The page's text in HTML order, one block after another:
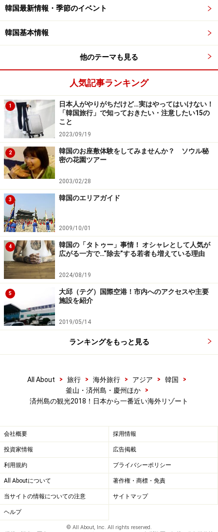
韓国最新情報・季節のイベント
韓国基本情報
他のテーマも見る
人気記事ランキング
1
日本人がやりがちだけど…実はやってはいけない！
「韓国旅行」で知っておきたい・注意したい15の
こと
2023/09/19
2
韓国のお座敷体験をしてみませんか？ ソウル秘
密の花園ツアー
2003/02/28
3 韓国のエリアガイド
2009/10/01
4
韓国の「タトゥー」事情！ オシャレとして人気が
広がる一方で…“除去”する若者も増えている理由
2024/08/19
5
大邱（テグ）国際空港！市内へのアクセスや主要
施設を紹介
2019/05/14
ランキングをもっと見る
All About > 旅行 > 海外旅行 > アジア > 韓国
>
釜山・済州島・慶州ほか
>
済州島の観光2018！日本から一番近い海外リゾート
会社概要 採用情報
投資家情報 広告掲載
利用規約 プライバシーポリシー
All Aboutについて 著作権・商標・免責
当サイトの情報についての注意 サイトマップ
ヘルプ
© All About, Inc. All rights reserved.